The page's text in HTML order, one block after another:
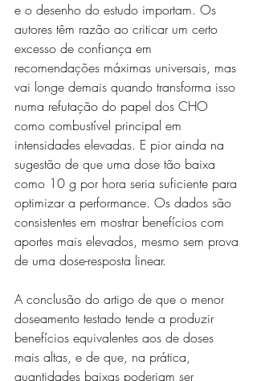
e o desenho do estudo importam. Os
autores têm razão ao criticar um certo
excesso de confiança em
recomendações máximas universais, mas
vai longe demais quando transforma isso
numa refutação do papel dos CHO
como combustível principal em
intensidades elevadas. E pior ainda na
sugestão de que uma dose tão baixa
como 10 g por hora seria suficiente para
optimizar a performance. Os dados são
consistentes em mostrar benefícios com
aportes mais elevados, mesmo sem prova
de uma dose-resposta linear.
A conclusão do artigo de que o menor
doseamento testado tende a produzir
benefícios equivalentes aos de doses
mais altas, e de que, na prática,
quantidades baixas poderiam ser